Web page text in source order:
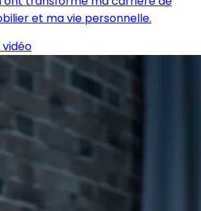
et ma vie personnelle.